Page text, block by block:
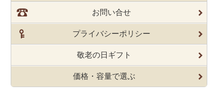
お問い合せ
プライバシーポリシー
敬老の日ギフト
価格・容量で選ぶ